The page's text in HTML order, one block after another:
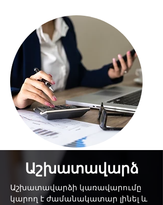
Աշխատավարձ
Աշխատավարձի կառավարումը
կարող է ժամանակատար լինել և